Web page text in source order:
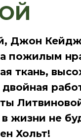
Джон
а пожилым
ткань,
в жизни не
Хольт!